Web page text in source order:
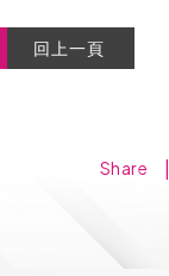
回上一頁
Share |